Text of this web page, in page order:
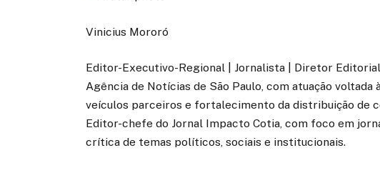
Vinicius Mororó
Editor-Executivo-Regional | Jornalista | Diretor
Agência de Notícias de São Paulo, com atuação
veículos parceiros e fortalecimento da distribuição de
Editor-chefe do Jornal Impacto Cotia, com foco em
crítica de temas políticos, sociais e institucionais.